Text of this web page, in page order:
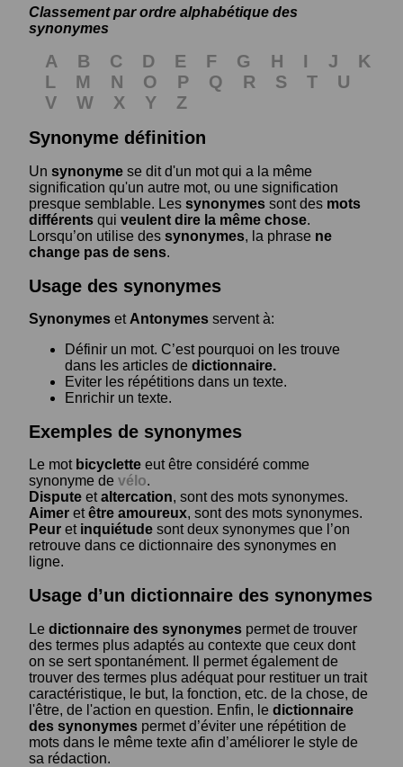
Classement par ordre alphabétique des
synonymes
A B C D E F G H I J
K
L
M N O P Q R S T
U
V
W X Y
Z
Synonyme définition
Un synonyme se dit d'un mot qui a la même
signification qu'un autre mot, ou une signification
presque semblable. Les synonymes sont des mots
différents qui veulent dire la même chose.
Lorsqu’on utilise des synonymes, la phrase ne
change pas de sens.
Usage des synonymes
Synonymes et Antonymes servent à:
Définir un mot. C’est pourquoi on les trouve
dans les articles de dictionnaire.
Eviter les répétitions dans un texte.
Enrichir un texte.
Exemples de synonymes
Le mot bicyclette eut être considéré comme
synonyme de vélo.
Dispute etaltercation, sont des mots synonymes.
Aimer etêtre amoureux, sont des mots synonymes.
Peur et inquiétude sont deux synonymes que l’on
retrouve dans ce dictionnaire des synonymes en
ligne.
Usage d’un dictionnaire des synonymes
Le dictionnaire des synonymes permet de trouver
des termes plus adaptés au contexte que ceux dont
on se sert spontanément. Il permet également de
trouver des termes plus adéquat pour restituer un trait
caractéristique, le but, la fonction, etc. de la chose, de
l'être, de l'action en question. Enfin, le dictionnaire
des synonymes permet d’éviter une répétition de
mots dans le même texte afin d’améliorer le style de
sa rédaction.